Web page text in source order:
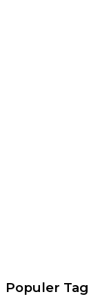
Populer Tag